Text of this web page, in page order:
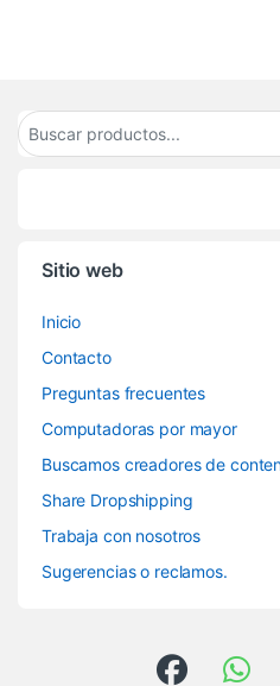
Sitio web
Inicio
Contacto
Preguntas frecuentes
Computadoras por mayor
Buscamos creadores de
Share Dropshipping
Trabaja con nosotros
Sugerencias o reclamos.